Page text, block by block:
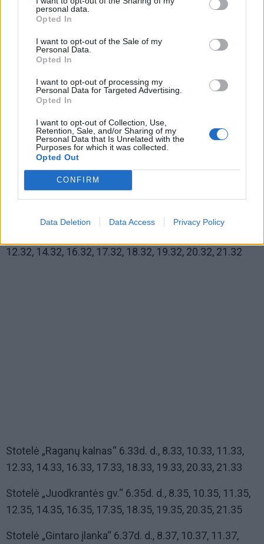
personal data.
Opted In
I want to opt-out of the Sale of my
Personal Data.
Opted In
I want to opt-out of processing my
Personal Data for Targeted Advertising.
Opted In
I want to opt-out of Collection, Use,
Retention, Sale, and/or Sharing of my
Personal Data that Is Unrelated with the
Purposes for which it was collected.
Opted Out
CONFIRM
Data Deletion Data Access Privacy Policy
11.05, 12.05, 14.05, 16.05, 17.05, 18.05, 19.05, 20.05,
Stotelė „Pervalkos gv.“ 8.12, 10.12, 11.12, 12.12,
14.1216.12, 17.12, 18.12, 19.12, 20.12, 21.12
Stotelė „Pervalkos gv. prie plento“ 6.22 d. d., 8.15,
10.15, 11.15, 12.15, 14.15, 16.15, 17.15, 18.15, 19.15,
12.32, 14.32, 16.32, 17.32, 18.32, 19.32, 20.32, 21.32
Stotelė „Raganų kalnas“ 6.33d. d., 8.33, 10.33, 11.33,
12.33, 14.33, 16.33, 17.33, 18.33, 19.33, 20.33, 21.33
Stotelė „Juodkrantės gv.“ 6.35d. d., 8.35, 10.35, 11.35,
12.35, 14.35, 16.35, 17.35, 18.35, 19.35, 20.35, 21.35
Stotelė „Gintaro įlanka“ 6.37d. d., 8.37, 10.37, 11.37,